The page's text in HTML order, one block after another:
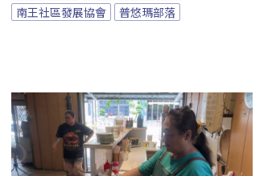
南王社區發展協會
普悠瑪部落